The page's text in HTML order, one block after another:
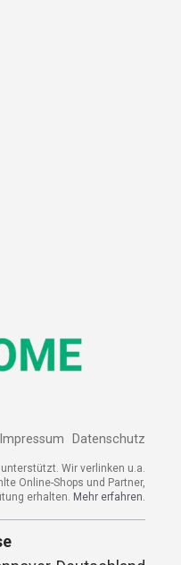
Impressum Datenschutz
Wir verlinken u.a.
Online-Shops und Partner,
erhalten. Mehr erfahren.